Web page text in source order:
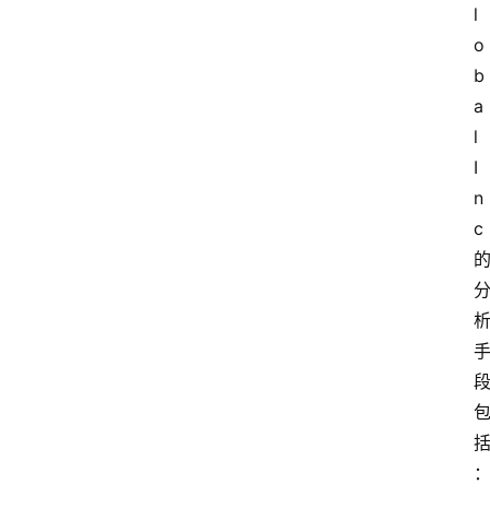
l
o
b
a
l
I
n
c
的
分
析
手
段
包
括
：